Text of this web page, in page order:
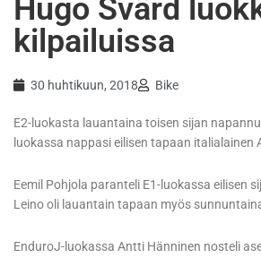
Hugo Svärd
kilpailuissa
30 huhtikuun, 2018 Bike
E2-luokasta lauantaina toisen sijan
luokassa nappasi eilisen tapaan
Eemil Pohjola paranteli E1-luokassa eilisen
Leino oli lauantain tapaan myös
EnduroJ-luokassa Antti Hänninen nosteli